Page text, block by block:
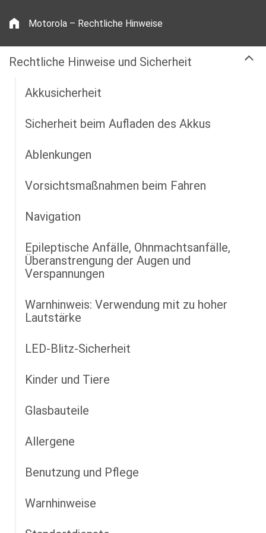
Motorola – Rechtliche Hinweise
Rechtliche Hinweise und Sicherheit
Akkusicherheit
Sicherheit beim Aufladen des Akkus
Ablenkungen
Vorsichtsmaßnahmen beim Fahren
Navigation
Epileptische Anfälle, Ohnmachtsanfälle,
Überanstrengung der Augen und
Verspannungen
Warnhinweis: Verwendung mit zu hoher
Lautstärke
LED-Blitz-Sicherheit
Kinder und Tiere
Glasbauteile
Allergene
Benutzung und Pflege
Warnhinweise